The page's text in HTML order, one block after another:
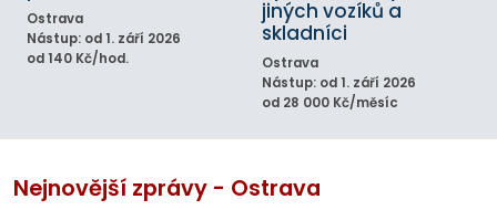
Ostrava
Nástup: od 1. září 2026
od 140 Kč/hod.
jiných vozíků a
skladníci
Ostrava
Nástup: od 1. září 2026
od 28 000 Kč/měsíc
Nejnovější zprávy - Ostrava